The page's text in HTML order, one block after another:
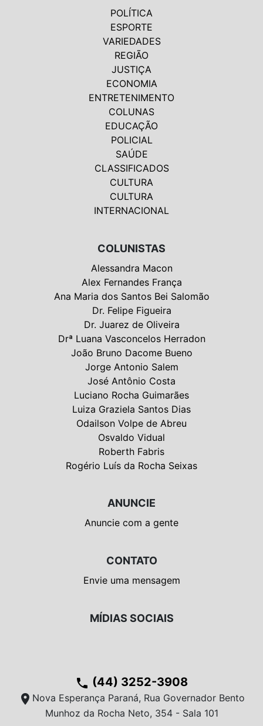
POLÍTICA
ESPORTE
VARIEDADES
REGIÃO
JUSTIÇA
ECONOMIA
ENTRETENIMENTO
COLUNAS
EDUCAÇÃO
POLICIAL
SAÚDE
CLASSIFICADOS
CULTURA
CULTURA
INTERNACIONAL
COLUNISTAS
Alessandra Macon
Alex Fernandes França
Ana Maria dos Santos Bei Salomão
Dr. Felipe Figueira
Dr. Juarez de Oliveira
Drª Luana Vasconcelos Herradon
João Bruno Dacome Bueno
Jorge Antonio Salem
José Antônio Costa
Luciano Rocha Guimarães
Luiza Graziela Santos Dias
Odailson Volpe de Abreu
Osvaldo Vidual
Roberth Fabris
Rogério Luís da Rocha Seixas
ANUNCIE
Anuncie com a gente
CONTATO
Envie uma mensagem
MÍDIAS SOCIAIS
phone (44) 3252-3908
location_on Nova Esperança Paraná, Rua Governador Bento
Munhoz da Rocha Neto, 354 - Sala 101